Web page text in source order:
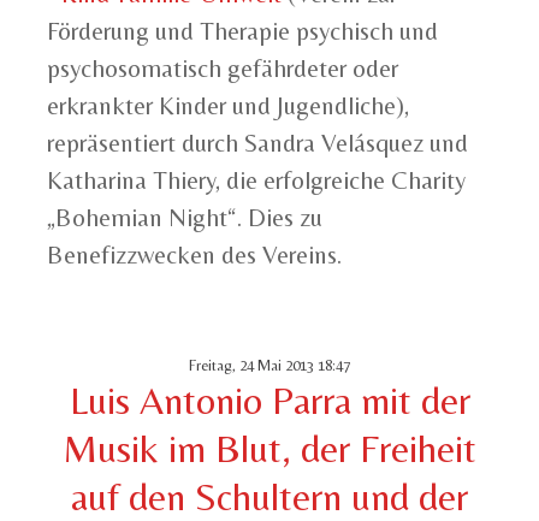
Förderung und Therapie psychisch und
psychosomatisch gefährdeter oder
erkrankter Kinder und Jugendliche),
repräsentiert durch Sandra Velásquez und
Katharina Thiery, die erfolgreiche Charity
„Bohemian Night“. Dies zu
Benefizzwecken des Vereins.
Freitag, 24 Mai 2013 18:47
Luis Antonio Parra mit der
Musik im Blut, der Freiheit
auf den Schultern und der